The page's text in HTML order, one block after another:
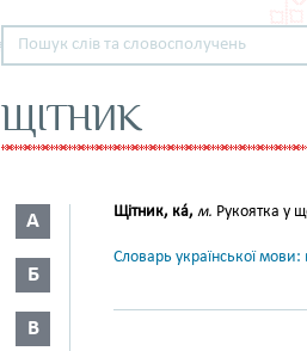
ЩІТНИК
А
Б
В
Щітник, ка́, м. Рукоятка у
Словарь української